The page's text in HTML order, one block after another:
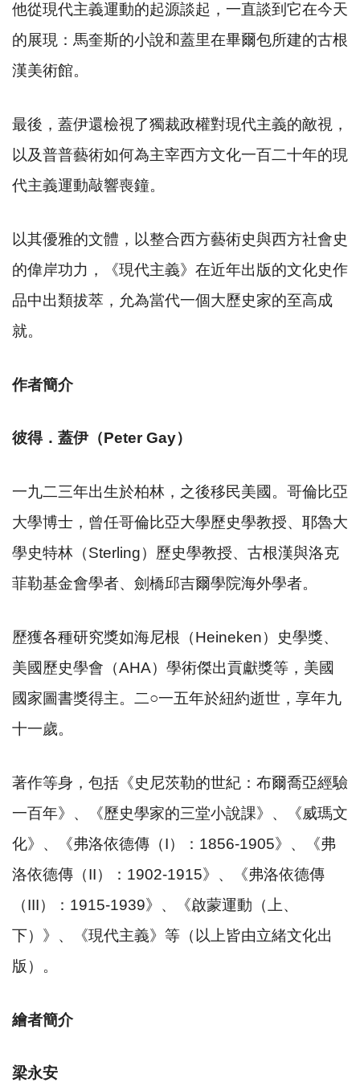
他從現代主義運動的起源談起，一直談到它在今天
的展現：馬奎斯的小說和蓋里在畢爾包所建的古根
漢美術館。
最後，蓋伊還檢視了獨裁政權對現代主義的敵視，
以及普普藝術如何為主宰西方文化一百二十年的現
代主義運動敲響喪鐘。
以其優雅的文體，以整合西方藝術史與西方社會史
的偉岸功力，《現代主義》在近年出版的文化史作
品中出類拔萃，允為當代一個大歷史家的至高成
就。
作者簡介
彼得．蓋伊（Peter Gay）
一九二三年出生於柏林，之後移民美國。哥倫比亞
大學博士，曾任哥倫比亞大學歷史學教授、耶魯大
學史特林（Sterling）歷史學教授、古根漢與洛克
菲勒基金會學者、劍橋邱吉爾學院海外學者。
歷獲各種研究獎如海尼根（Heineken）史學獎、
美國歷史學會（AHA）學術傑出貢獻獎等，美國
國家圖書獎得主。二○一五年於紐約逝世，享年九
十一歲。
著作等身，包括《史尼茨勒的世紀：布爾喬亞經驗
一百年》、《歷史學家的三堂小說課》、《威瑪文
化》、《弗洛依德傳（I）： 1856-1905》、《弗
洛依德傳（II）： 1902-1915》、《弗洛依德傳
（III）： 1915-1939》、《啟蒙運動（上、
下）》、《現代主義》等（以上皆由立緒文化出
版）。
繪者簡介
梁永安